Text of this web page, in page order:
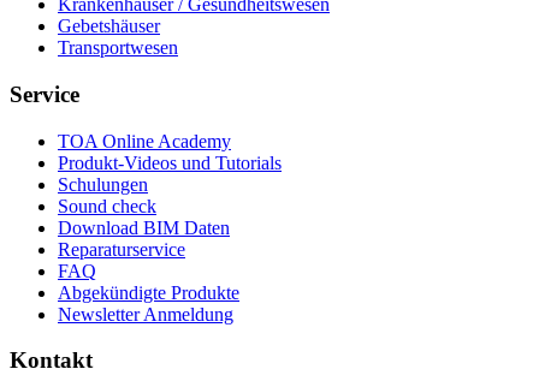
Krankenhäuser / Gesundheitswesen
Gebetshäuser
Transportwesen
Service
TOA Online Academy
Produkt-Videos und Tutorials
Schulungen
Sound check
Download BIM Daten
Reparaturservice
FAQ
Abgekündigte Produkte
Newsletter Anmeldung
Kontakt